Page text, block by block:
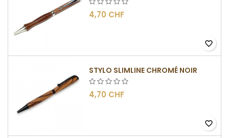
4,70 CHF
favorite_border
STYLO SLIMLINE CHROMÉ NOIR
4,70 CHF
favorite_border